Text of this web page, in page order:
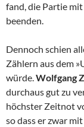
fand, die Partie
beenden.
Dennoch schien
Zählern aus dem
würde.Wolfgang
durchaus gut zu
höchster Zeitnot
so dass er zwar